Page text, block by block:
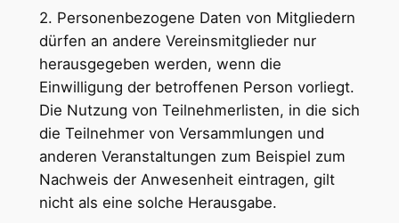
2. Personenbezogene Daten von Mitgliedern
dürfen an andere Vereinsmitglieder nur
herausgegeben werden, wenn die
Einwilligung der betroffenen Person vorliegt.
Die Nutzung von Teilnehmerlisten, in die sich
die Teilnehmer von Versammlungen und
anderen Veranstaltungen zum Beispiel zum
Nachweis der Anwesenheit eintragen, gilt
nicht als eine solche Herausgabe.